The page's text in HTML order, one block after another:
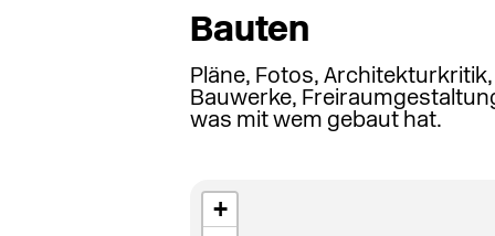
Bauten
Pläne, Fotos,
Bauwerke,
was mit wem gebaut hat.
+